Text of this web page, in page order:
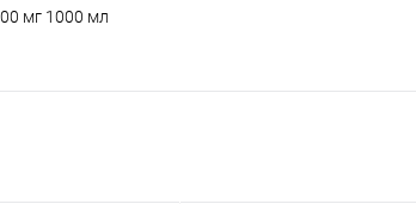
мг 1000 мл